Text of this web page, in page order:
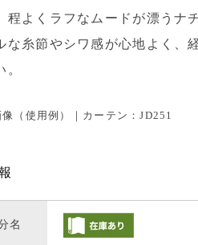
程よくラフなムードが漂うナ
な糸節やシワ感が心地よく、
（使用例）｜カーテン：JD251
名